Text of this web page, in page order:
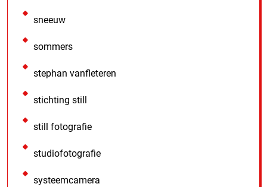
sneeuw
sommers
stephan vanfleteren
stichting still
still fotografie
studiofotografie
systeemcamera